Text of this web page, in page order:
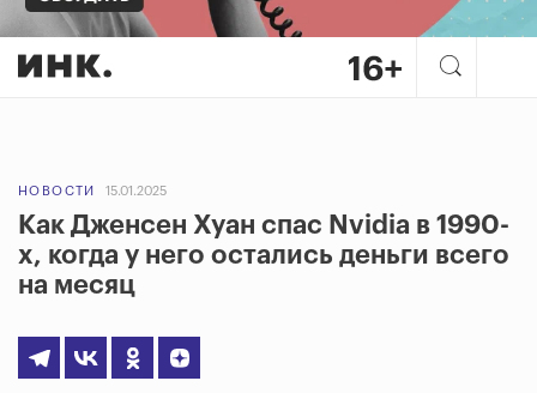
НОВОСТИ 15.01.2025
Как Дженсен Хуан спас Nvidia в 1990-
х, когда у него остались деньги всего
на месяц